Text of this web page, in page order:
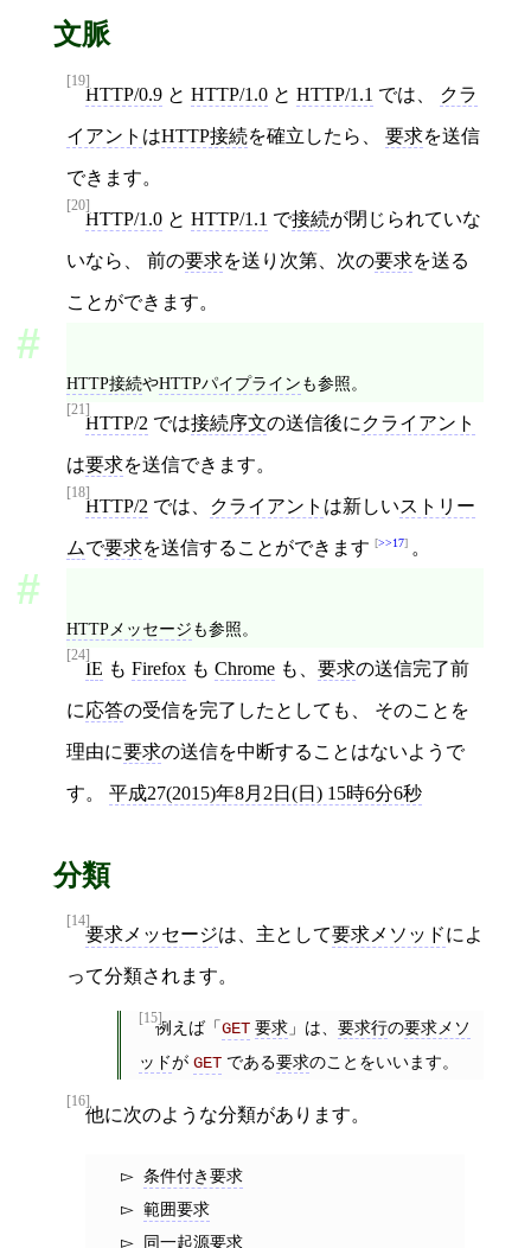
文脈
[19]
HTTP/0.9 と HTTP/1.0 と HTTP/1.1 では、 クラ
イアント はHTTP接続を確立したら、 要求を送信
できます。
[20]
HTTP/1.0 と HTTP/1.1 で接続が閉じられていな
いなら、 前の要求を送り次第、次の要求を送る
ことができます。
HTTP接続やHTTPパイプラインも参照。
[21]
HTTP/2 では接続序文の送信後に クライアント
は要求を送信できます。
[18]
HTTP/2 では、 クライアント は新しいストリー
ムで要求を送信することができます >>17 。
HTTPメッセージも参照。
[24]
IE も Firefox も Chrome も、 要求の送信完了前
に応答の受信を完了したとしても、 そのことを
理由に要求の送信を中断することはないようで
す。 平成27(2015)年8月2日(日) 15時6分6秒
分類
[14]
要求メッセージは、主として要求メソッドによ
って分類されます。
[15]例えば「GET 要求」は、 要求行の要求メソ
ッドが GETである要求のことをいいます。
[16]
他に次のような分類があります。
条件付き要求
範囲要求
同一起源要求